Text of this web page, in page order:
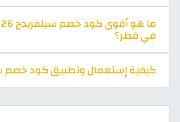
في قطر؟
كيفية إستعمال وتطبيق كود خصم